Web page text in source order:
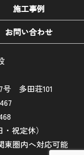
施工事例
お問い合わせ
号 多田荘101
祝定休）
東圏内へ対応可能